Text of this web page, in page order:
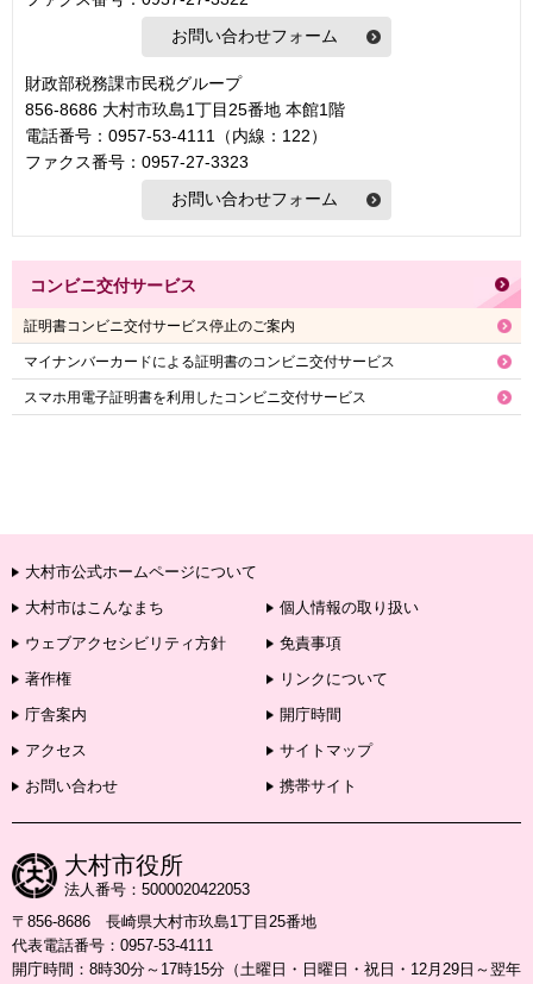
財政部税務課市民税グループ
856-8686 大村市玖島1丁目25番地 本館1階
電話番号：0957-53-4111（内線：122）
ファクス番号：0957-27-3323
コンビニ交付サービス
証明書コンビニ交付サービス停止のご案内
マイナンバーカードによる証明書のコンビニ交付サービス
スマホ用電子証明書を利用したコンビニ交付サービス
大村市公式ホームページについて
大村市はこんなまち
個人情報の取り扱い
ウェブアクセシビリティ方針
免責事項
著作権
リンクについて
庁舎案内
開庁時間
アクセス
サイトマップ
お問い合わせ
携帯サイト
大村市役所
法人番号：5000020422053
〒856-8686 長崎県大村市玖島1丁目25番地
代表電話番号：0957-53-4111
開庁時間：8時30分～17時15分（土曜日・日曜日・祝日・12月29日～翌年